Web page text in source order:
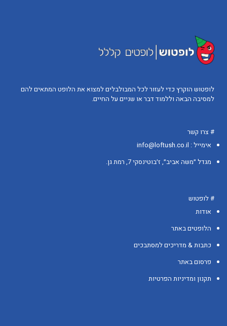
לופטוש הוקרץ כדי לעזור לכל המבולבלים למצוא את הלופט המתאים להם
למסיבה הבאה וללמוד דבר או שניים על החיים.
# צרו קשר
אימייל : info@loftush.co.il
מגדל ״משה אביב״, ז׳בוטינסקי 7, רמת גן.
# לופטוש
אודות
הלופטים באתר
כתבות & מדריכים למסתבכים
פרסום באתר
תקנון ומדיניות הפרטיות